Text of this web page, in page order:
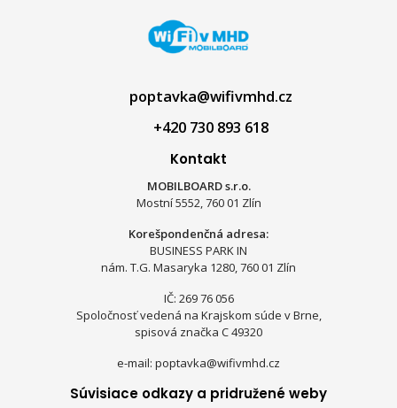
poptavka@wifivmhd.cz
+420 730 893 618
Kontakt
MOBILBOARD s.r.o.
Mostní 5552, 760 01 Zlín
Korešpondenčná adresa:
BUSINESS PARK IN
nám. T.G. Masaryka 1280, 760 01 Zlín
IČ: 269 76 056
Spoločnosť vedená na Krajskom súde v Brne,
spisová značka C 49320
e-mail: poptavka@wifivmhd.cz
Súvisiace odkazy a pridružené weby